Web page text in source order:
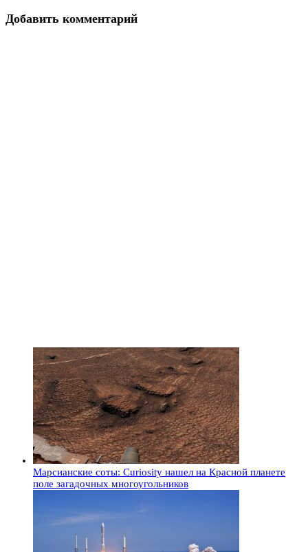
Добавить комментарий
Марсианские соты: Curiosity нашел на Красной планете
поле загадочных многоугольников